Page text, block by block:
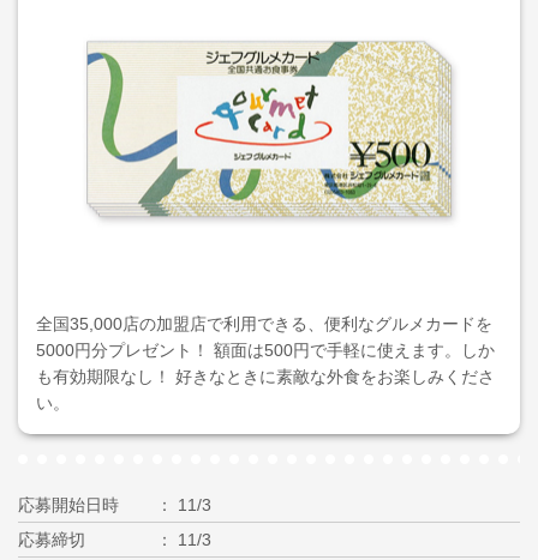
全国35,000店の加盟店で利用できる、便利なグルメカードを
5000円分プレゼント！ 額面は500円で手軽に使えます。しか
も有効期限なし！ 好きなときに素敵な外食をお楽しみくださ
い。
応募開始日時
11/3
応募締切
11/3